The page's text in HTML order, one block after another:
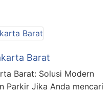
Barat
Barat: Solusi Modern
Parkir Jika Anda mencari